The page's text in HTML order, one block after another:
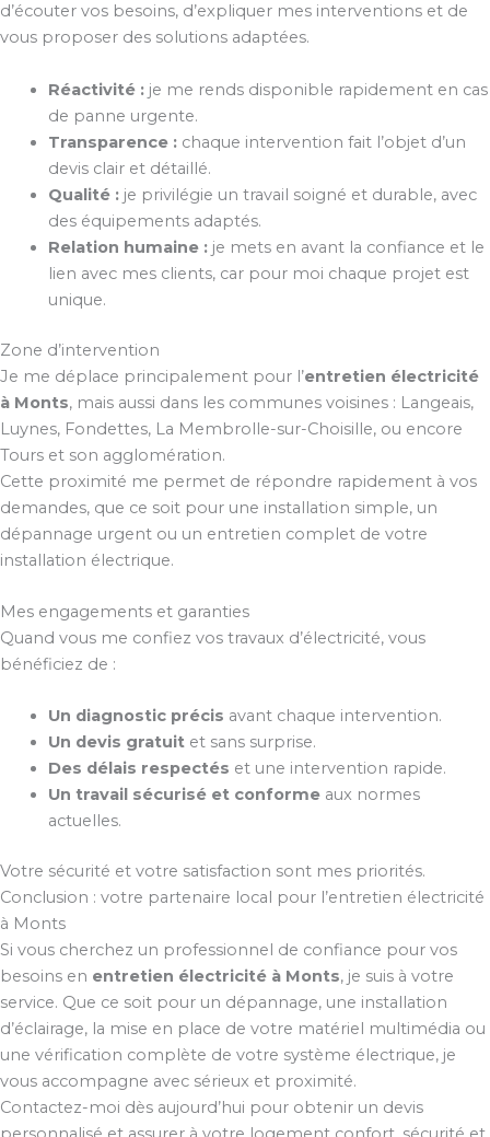
d’écouter vos besoins, d’expliquer mes interventions et de
vous proposer des solutions adaptées.
Réactivité :je me rends disponible rapidement en cas
de panne urgente.
Transparence :chaque intervention fait l’objet d’un
devis clair et détaillé.
Qualité :je privilégie un travail soigné et durable, avec
des équipements adaptés.
Relation humaine :je mets en avant la confiance et le
lien avec mes clients, car pour moi chaque projet est
unique.
Zone d’intervention
Je me déplace principalement pour l’entretien électricité
à Monts, mais aussi dans les communes voisines : Langeais,
Luynes, Fondettes, La Membrolle-sur-Choisille, ou encore
Tours et son agglomération.
Cette proximité me permet de répondre rapidement à vos
demandes, que ce soit pour une installation simple, un
dépannage urgent ou un entretien complet de votre
installation électrique.
Mes engagements et garanties
Quand vous me confiez vos travaux d’électricité, vous
bénéficiez de :
Un diagnostic précis avant chaque intervention.
Un devis gratuitet sans surprise.
Des délais respectés et une intervention rapide.
Un travail sécurisé et conformeaux normes
actuelles.
Votre sécurité et votre satisfaction sont mes priorités.
Conclusion : votre partenaire local pour l’entretien électricité
à Monts
Si vous cherchez un professionnel de confiance pour vos
besoins en entretien électricité à Monts, je suis à votre
service. Que ce soit pour un dépannage, une installation
d’éclairage, la mise en place de votre matériel multimédia ou
une vérification complète de votre système électrique, je
vous accompagne avec sérieux et proximité.
Contactez-moi dès aujourd’hui pour obtenir un devis